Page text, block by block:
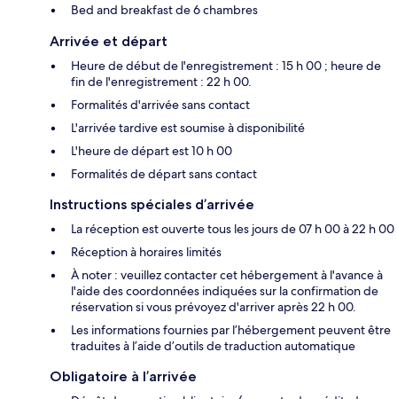
Bed and breakfast de 6 chambres
Arrivée et départ
Heure de début de l'enregistrement : 15 h 00 ; heure de
fin de l'enregistrement : 22 h 00.
Formalités d'arrivée sans contact
L'arrivée tardive est soumise à disponibilité
L'heure de départ est 10 h 00
Formalités de départ sans contact
Instructions spéciales d’arrivée
La réception est ouverte tous les jours de 07 h 00 à 22 h 00
Réception à horaires limités
À noter : veuillez contacter cet hébergement à l'avance à
l'aide des coordonnées indiquées sur la confirmation de
réservation si vous prévoyez d'arriver après 22 h 00.
Les informations fournies par l’hébergement peuvent être
traduites à l’aide d’outils de traduction automatique
Obligatoire à l’arrivée